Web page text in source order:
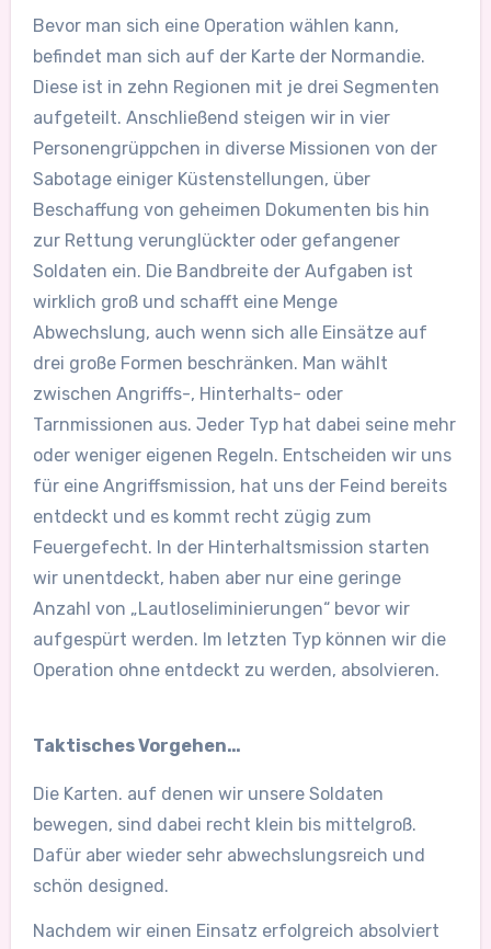
Bevor man sich eine Operation wählen kann,
befindet man sich auf der Karte der Normandie.
Diese ist in zehn Regionen mit je drei Segmenten
aufgeteilt. Anschließend steigen wir in vier
Personengrüppchen in diverse Missionen von der
Sabotage einiger Küstenstellungen, über
Beschaffung von geheimen Dokumenten bis hin
zur Rettung verunglückter oder gefangener
Soldaten ein. Die Bandbreite der Aufgaben ist
wirklich groß und schafft eine Menge
Abwechslung, auch wenn sich alle Einsätze auf
drei große Formen beschränken. Man wählt
zwischen Angriffs-, Hinterhalts- oder
Tarnmissionen aus. Jeder Typ hat dabei seine mehr
oder weniger eigenen Regeln. Entscheiden wir uns
für eine Angriffsmission, hat uns der Feind bereits
entdeckt und es kommt recht zügig zum
Feuergefecht. In der Hinterhaltsmission starten
wir unentdeckt, haben aber nur eine geringe
Anzahl von „Lautloseliminierungen“ bevor wir
aufgespürt werden. Im letzten Typ können wir die
Operation ohne entdeckt zu werden, absolvieren.
Taktisches Vorgehen…
Die Karten. auf denen wir unsere Soldaten
bewegen, sind dabei recht klein bis mittelgroß.
Dafür aber wieder sehr abwechslungsreich und
schön designed.
Nachdem wir einen Einsatz erfolgreich absolviert